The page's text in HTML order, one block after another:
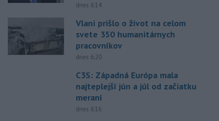
dnes 6:14
Vlani prišlo o život na celom
svete 350 humanitárnych
pracovníkov
dnes 6:20
C3S: Západná Európa mala
najteplejší jún a júl od začiatku
meraní
dnes 6:16